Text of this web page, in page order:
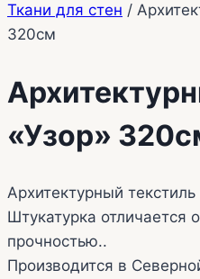
Ткани для стен /
320см
«Узор»
Архитектурный
Штукатурка отличается
прочностью..
Производится в